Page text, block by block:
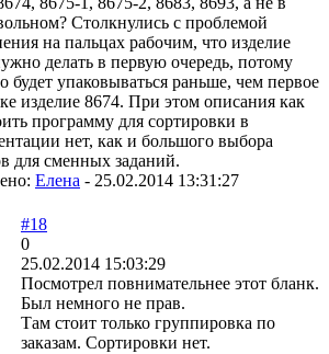
Столкнулись с проблемой
на пальцах рабочим, что изделие
делать в первую очередь, потому
будет упаковываться раньше, чем первое
изделие 8674. При этом описания как
программу для сортировки в
нет, как и большого выбора
для сменных заданий.
Елена - 25.02.2014 13:31:27
#18
0
25.02.2014 15:03:29
Посмотрел повнимательнее этот бланк.
Был немного не прав.
Там стоит только группировка по
заказам. Сортировки нет.